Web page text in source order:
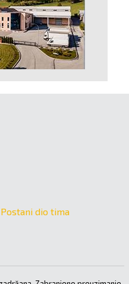
Postani dio tima